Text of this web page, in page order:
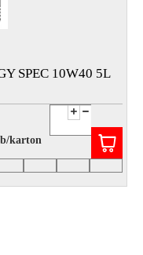
SPEC 10W40 5L
karton